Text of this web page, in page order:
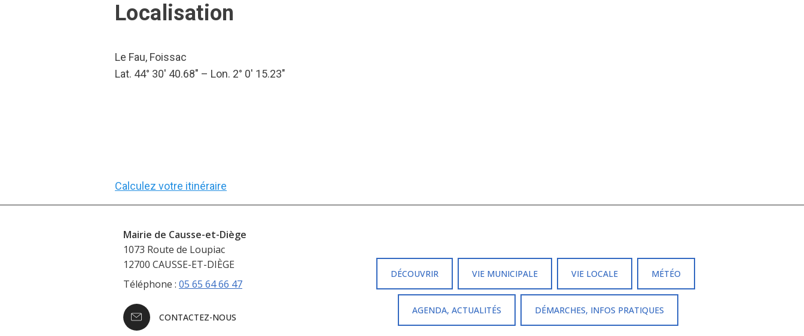
Localisation
Le Fau, Foissac
Lat. 44° 30′ 40.68″ – Lon. 2° 0′ 15.23″
Calculez votre itinéraire
Mairie de Causse-et-Diège
1073 Route de Loupiac
12700 CAUSSE-ET-DIÈGE
Téléphone : 05 65 64 66 47
CONTACTEZ-NOUS
DÉCOUVRIR VIE MUNICIPALE VIE LOCALE MÉTÉO
AGENDA, ACTUALITÉS DÉMARCHES, INFOS PRATIQUES